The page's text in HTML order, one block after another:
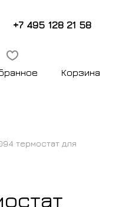
+7 495 128 21 58
Корзина
термостат для